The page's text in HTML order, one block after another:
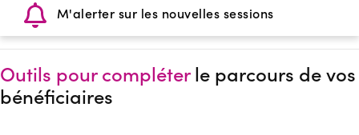
M'alerter sur les nouvelles sessions
Outils pour compléterle parcours de vos
bénéficiaires